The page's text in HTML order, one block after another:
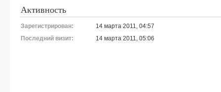
Активность
Зарегистрирован:
14 марта 2011, 04:57
Последний визит:
14 марта 2011, 05:06